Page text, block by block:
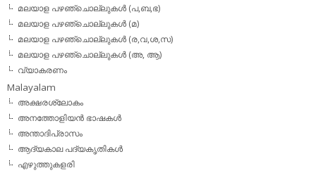
മലയാള പഴഞ്ചൊല്ലുകള്‍ (പ,ബ,ഭ)
മലയാള പഴഞ്ചൊല്ലുകള്‍ (മ)
മലയാള പഴഞ്ചൊല്ലുകള്‍ (ര,വ,ശ,സ)
മലയാള പഴഞ്ചൊല്ലുകൾ (അ, ആ)
വ്യാകരണം
Malayalam
അക്ഷരശ്ലോകം
അനത്തോളിയന്‍ ഭാഷകള്‍
അന്താദിപ്രാസം
ആദ്യകാല പദ്യകൃതികള്‍
എഴുത്തുകളരി